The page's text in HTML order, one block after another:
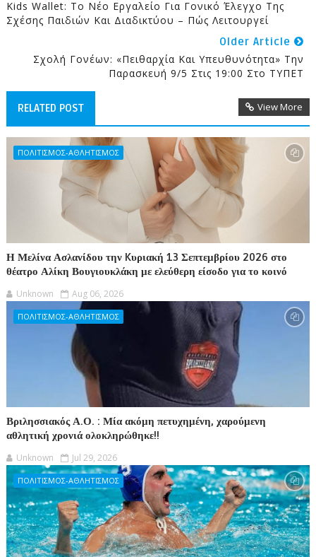
Kids Wallet: Το Νέο Εργαλείο Για Γονικό Έλεγχο Της
Σχέσης Παιδιών Και Διαδικτύου – Πώς Λειτουργεί
Older Article
Σχολή Γονέων: «Πειθαρχία Και Υπευθυνότητα» Την
Παρασκευή 9/5 Στις 19:00 Στο ΤΥΠΕΤ
RELATED POST View More
ΠΟΛΙΤΙΣΜΟΣ-ΑΘΛΗΤΙΣΜΟΣ
Η Μελίνα Ασλανίδου την Kυριακή 13 Σεπτεμβρίου 2026 στο
θέατρο Αλίκη Βουγιουκλάκη με ελεύθερη είσοδο για το κοινό
Unknown Aug 06, 2026
ΠΟΛΙΤΙΣΜΟΣ-ΑΘΛΗΤΙΣΜΟΣ
Βριλησσιακός Α.Ο. : Μία ακόμη πετυχημένη, χαρούμενη
αθλητική χρονιά ολοκληρώθηκε!!
Unknown Jul 29, 2026
ΠΟΛΙΤΙΣΜΟΣ-ΑΘΛΗΤΙΣΜΟΣ